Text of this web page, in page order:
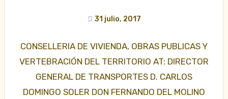
31 julio, 2017
CONSELLERIA DE VIVIENDA, OBRAS PUBLICAS Y
VERTEBRACIÓN DEL TERRITORIO AT: DIRECTOR
GENERAL DE TRANSPORTES D. CARLOS
DOMINGO SOLER DON FERNANDO DEL MOLINO